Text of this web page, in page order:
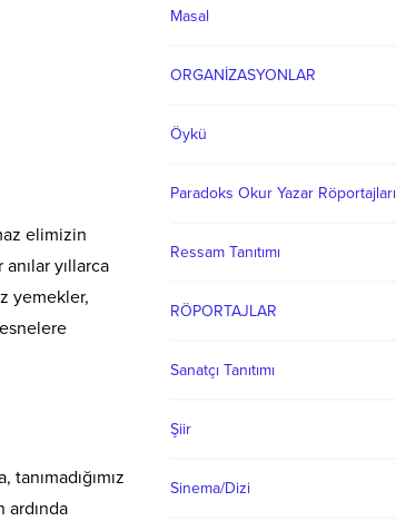
elimizin
yıllarca
yemekler,
ardında
Masal
ORGANİZASYONLAR
Öykü
Paradoks Okur Yazar Röportajları
Ressam Tanıtımı
RÖPORTAJLAR
Sanatçı Tanıtımı
Şiir
Sinema/Dizi